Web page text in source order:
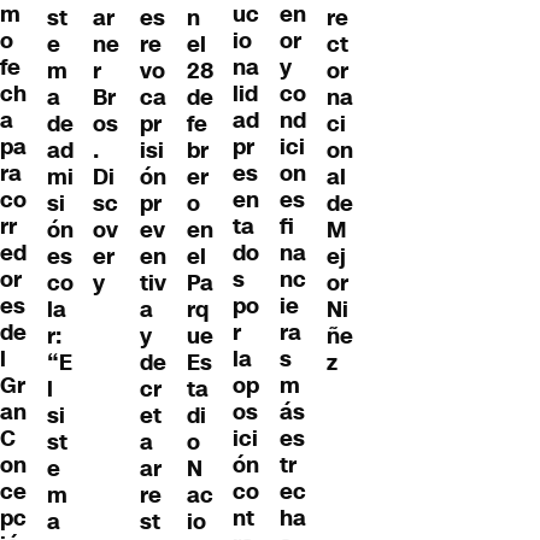
m
o
fe
ch
a
pa
ra
co
rr
ed
or
es
de
l
Gr
an
C
on
ce
pc
st
e
m
a
de
ad
mi
si
ón
es
co
la
r:
“E
l
si
st
e
m
a
ar
ne
r
Br
os
.
Di
sc
ov
er
y
es
re
vo
ca
pr
isi
ón
pr
ev
en
tiv
a
y
de
cr
et
a
ar
re
st
n
el
28
de
fe
br
er
o
en
el
Pa
rq
ue
Es
ta
di
o
N
ac
io
uc
io
na
lid
ad
pr
es
en
ta
do
s
po
r
la
op
os
ici
ón
co
nt
en
or
y
co
nd
ici
on
es
fi
na
nc
ie
ra
s
m
ás
es
tr
ec
ha
re
ct
or
na
ci
on
al
de
M
ej
or
Ni
ñe
z